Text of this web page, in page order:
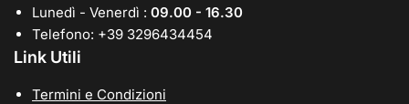
Lunedì - Venerdì : 09.00 - 16.30
Telefono: +39 3296434454
Link Utili
Termini e Condizioni